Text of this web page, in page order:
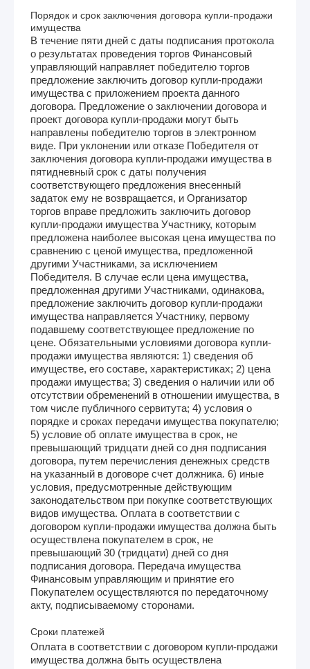
Порядок и срок заключения договора купли-продажи
имущества
В течение пяти дней с даты подписания протокола
о результатах проведения торгов Финансовый
управляющий направляет победителю торгов
предложение заключить договор купли-продажи
имущества с приложением проекта данного
договора. Предложение о заключении договора и
проект договора купли-продажи могут быть
направлены победителю торгов в электронном
виде. При уклонении или отказе Победителя от
заключения договора купли-продажи имущества в
пятидневный срок с даты получения
соответствующего предложения внесенный
задаток ему не возвращается, и Организатор
торгов вправе предложить заключить договор
купли-продажи имущества Участнику, которым
предложена наиболее высокая цена имущества по
сравнению с ценой имущества, предложенной
другими Участниками, за исключением
Победителя. В случае если цена имущества,
предложенная другими Участниками, одинакова,
предложение заключить договор купли-продажи
имущества направляется Участнику, первому
подавшему соответствующее предложение по
цене. Обязательными условиями договора купли-
продажи имущества являются: 1) сведения об
имуществе, его составе, характеристиках; 2) цена
продажи имущества; 3) сведения о наличии или об
отсутствии обременений в отношении имущества, в
том числе публичного сервитута; 4) условия о
порядке и сроках передачи имущества покупателю;
5) условие об оплате имущества в срок, не
превышающий тридцати дней со дня подписания
договора, путем перечисления денежных средств
на указанный в договоре счет должника. 6) иные
условия, предусмотренные действующим
законодательством при покупке соответствующих
видов имущества. Оплата в соответствии с
договором купли-продажи имущества должна быть
осуществлена покупателем в срок, не
превышающий 30 (тридцати) дней со дня
подписания договора. Передача имущества
Финансовым управляющим и принятие его
Покупателем осуществляются по передаточному
акту, подписываемому сторонами.
Сроки платежей
Оплата в соответствии с договором купли-продажи
имущества должна быть осуществлена